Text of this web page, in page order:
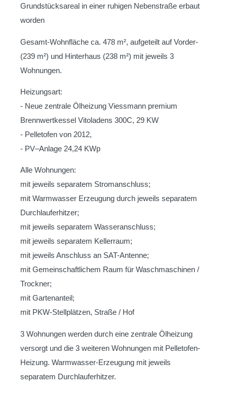
Grundstücksareal in einer ruhigen Nebenstraße erbaut
worden
Gesamt-Wohnfläche ca. 478 m², aufgeteilt auf Vorder-
(239 m²) und Hinterhaus (238 m²) mit jeweils 3
Wohnungen.
Heizungsart:
- Neue zentrale Ölheizung Viessmann premium
Brennwertkessel Vitoladens 300C, 29 KW
- Pelletofen von 2012,
- PV–Anlage 24,24 KWp
Alle Wohnungen:
mit jeweils separatem Stromanschluss;
mit Warmwasser Erzeugung durch jeweils separatem
Durchlauferhitzer;
mit jeweils separatem Wasseranschluss;
mit jeweils separatem Kellerraum;
mit jeweils Anschluss an SAT-Antenne;
mit Gemeinschaftlichem Raum für Waschmaschinen /
Trockner;
mit Gartenanteil;
mit PKW-Stellplätzen, Straße / Hof
3 Wohnungen werden durch eine zentrale Ölheizung
versorgt und die 3 weiteren Wohnungen mit Pelletofen-
Heizung. Warmwasser-Erzeugung mit jeweils
separatem Durchlauferhitzer.